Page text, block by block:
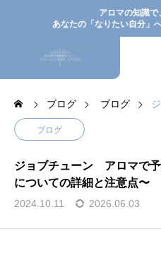
アロマの知識で
あなたの「なりたい自分」
ブログ ブログ
ブログ
ジョブチューン アロマで
についての詳細と注意点〜
2024.10.11 2026.06.03